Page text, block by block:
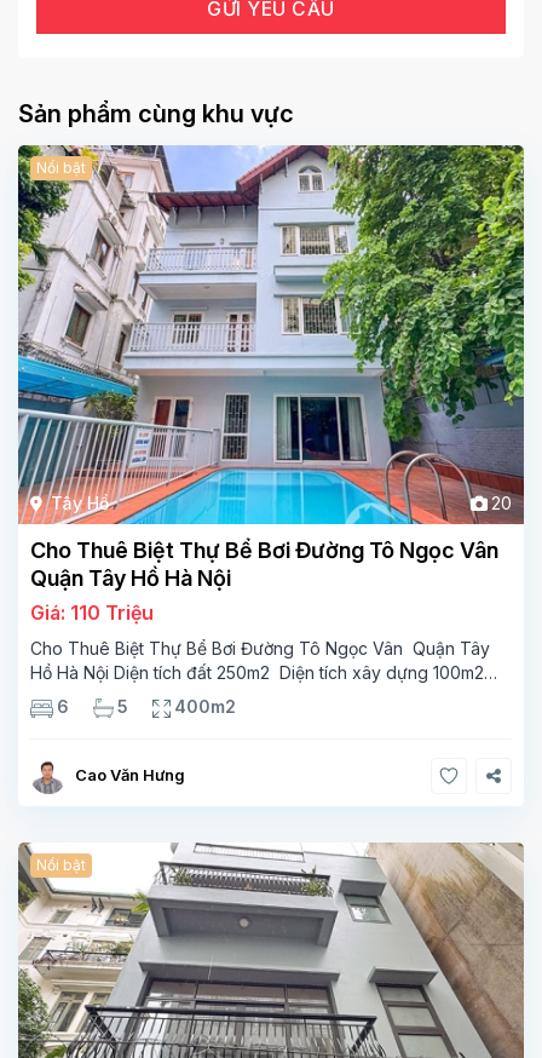
Sản phẩm cùng khu vực
Tây Hồ 20
Nổi bật
Cho Thuê Biệt Thự Bể Bơi Đường Tô Ngọc Vân
Quận Tây Hồ Hà Nội
Giá: 110 Triệu
Cho Thuê Biệt Thự Bể Bơi Đường Tô Ngọc Vân Quận Tây
Hồ Hà Nội Diện tích đất 250m2 Diện tích xây dựng 100m2
Xây 4 tầng, 6 phòng ngủ 5 phòng tắm Tầng 1, , phòng
khách , phòng bếp-1wc Tầng 2, 2 phòng
6 5 400m2
Cao Văn Hưng
Nổi bật